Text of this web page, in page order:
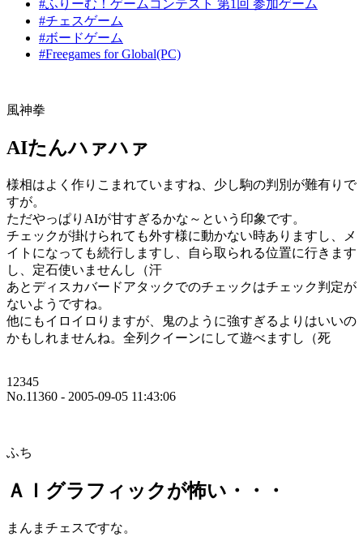
#ふりーむ！ゲームコンテスト 第1回 参加ゲーム
#チェスゲーム
#ボードゲーム
#Freegames for Global(PC)
風神拳
AIたんハァハァ
様相はよく作りこまれていますね、少し駒の判別が難有りで
すが。
ただやっぱりAIが甘すぎるかな～という印象です。
チェックが掛けられても外す様に動かない時ありますし、メ
イトになっても続行しますし、自ら取られる位置に行きます
し、定石使いませんし（汗
あとディスカバードアタックでのチェックはチェック判定が
ないようですね。
他にもイロイロりますが、鬼のように強すぎるよりはいいの
かもしれませんね。全列クイーンにして遊べますし（死
12345
No.11360 - 2005-09-05 11:43:06
ふち
ＡＩグラフィックが怖い・・・
まんまチェスですな。